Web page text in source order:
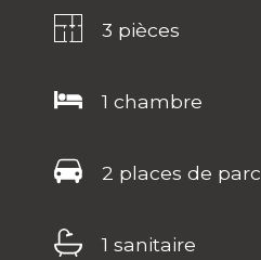
3 pièces
1 chambre
2 places de parc
1 sanitaire